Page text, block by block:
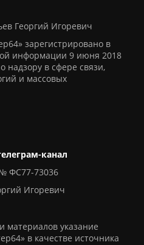
Георгий Игоревич
зарегистрировано в
информации 9 июня 2018
надзору в сфере связи,
и массовых
канал
ФС77-73036
Игоревич
материалов указание
в качестве источника